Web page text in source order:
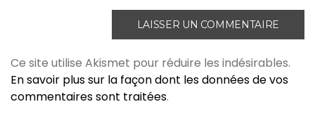
Ce site utilise Akismet pour réduire les indésirables.
En savoir plus sur la façon dont les données de vos
commentaires sont traitées.